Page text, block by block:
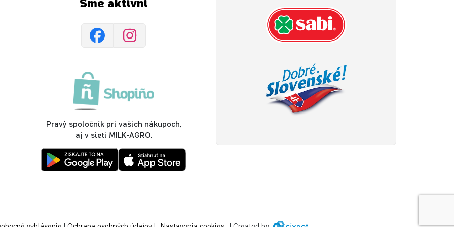
Sme aktívni
Pravý spoločník pri vašich nákupoch,
aj v sieti MILK-AGRO.